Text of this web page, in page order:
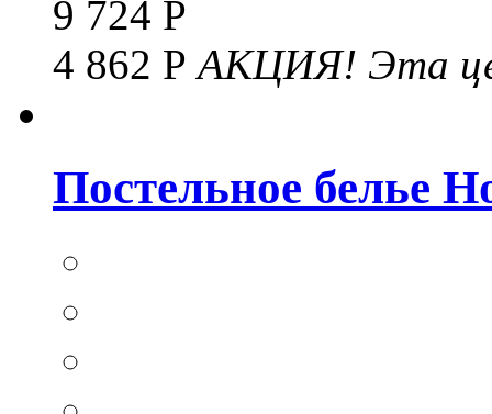
9 724 Р
4 862 РАКЦИЯ! Эта
Постельное белье